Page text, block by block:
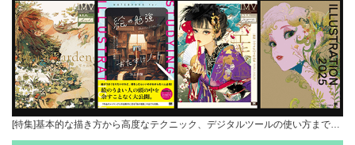
[特集]基本的な描き方から高度なテクニック、デジタルツールの使い方まで…